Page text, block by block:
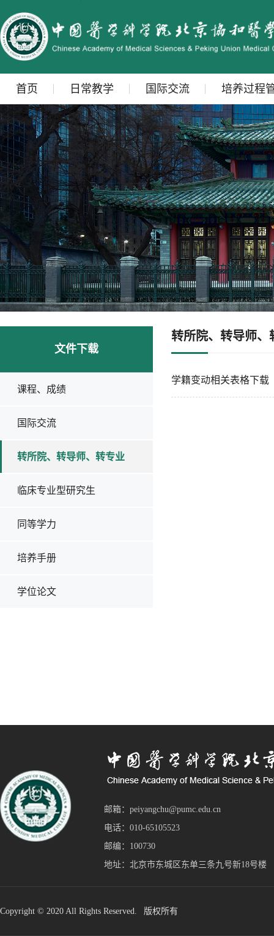
首页 日常教学 国际交流 培养过程
文件下载
课程、成绩
国际交流
转所院、转导师、转专业
临床专业型研究生
同等学力
培养手册
学位论文
转所院、转导师、
学籍变动相关表格下载
邮箱：peiyangchu@pumc.edu.cn
电话：010-65105523
邮编：100730
地址：北京市东城区东单三条九号新18号楼
Copyright © 2020 All Rights Reserved. 版权所有